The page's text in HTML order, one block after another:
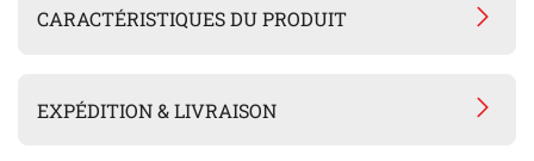
CARACTÉRISTIQUES DU PRODUIT
EXPÉDITION & LIVRAISON